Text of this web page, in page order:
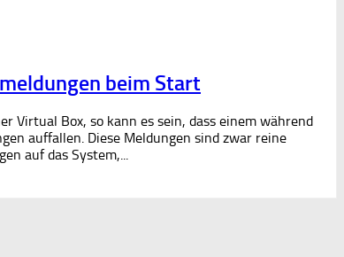
beim Start
Virtual Box, so kann es sein, dass einem während
auffallen. Diese Meldungen sind zwar reine
auf das System,...